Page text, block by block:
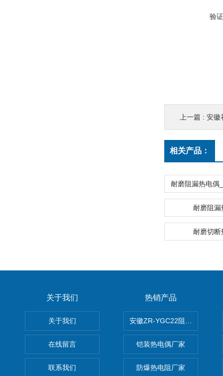
验
上一篇 : 安徽补
相关产品：
耐磨阻漏
耐磨切断
关于我们
关于我们
在线留言
联系我们
热销产品
安徽ZR-YGC22阻燃硅橡胶电
铠装热电偶厂家
防爆热电阻厂家